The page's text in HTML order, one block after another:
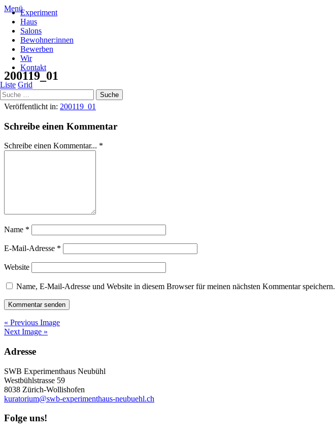
MenüExperiment
Haus
Salons
Bewohner:innen
Bewerben
Wir
Kontakt
Liste Grid
2362 × 1575
200119_01
Veröffentlicht in: 200119_01
Schreibe einen Kommentar
Schreibe einen Kommentar... *
Name *
E-Mail-Adresse *
Website
Name, E-Mail-Adresse und Website in diesem Browser für meinen nächsten Kommentar speichern.
« Previous Image
Next Image »
Adresse
SWB Experimenthaus Neubühl
Westbühlstrasse 59
8038 Zürich-Wollishofen
kuratorium@swb-experimenthaus-neubuehl.ch
Folge uns!